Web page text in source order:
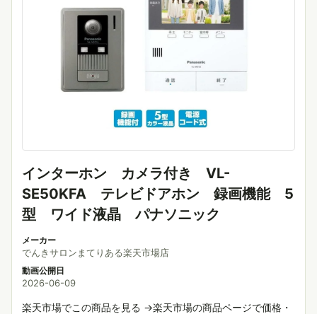
インターホン カメラ付き VL-
SE50KFA テレビドアホン 録画機能 5
型 ワイド液晶 パナソニック
メーカー
でんきサロンまてりある楽天市場店
動画公開日
2026-06-09
楽天市場でこの商品を見る →楽天市場の商品ページで価格・